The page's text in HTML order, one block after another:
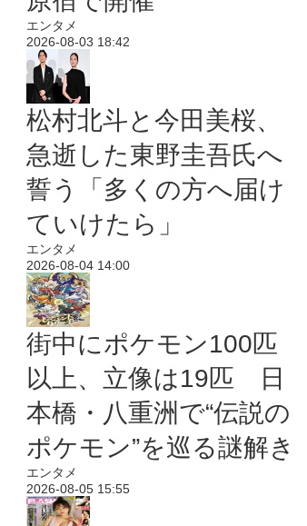
エンタメ
2026-08-03 18:42
松村北斗と今田美桜、
急逝した東野圭吾氏へ
誓う「多くの方へ届け
ていけたら」
エンタメ
2026-08-04 14:00
街中にポケモン100匹
以上、立像は19匹 日
本橋・八重洲で“伝説の
ポケモン”を巡る謎解き
エンタメ
2026-08-05 15:55